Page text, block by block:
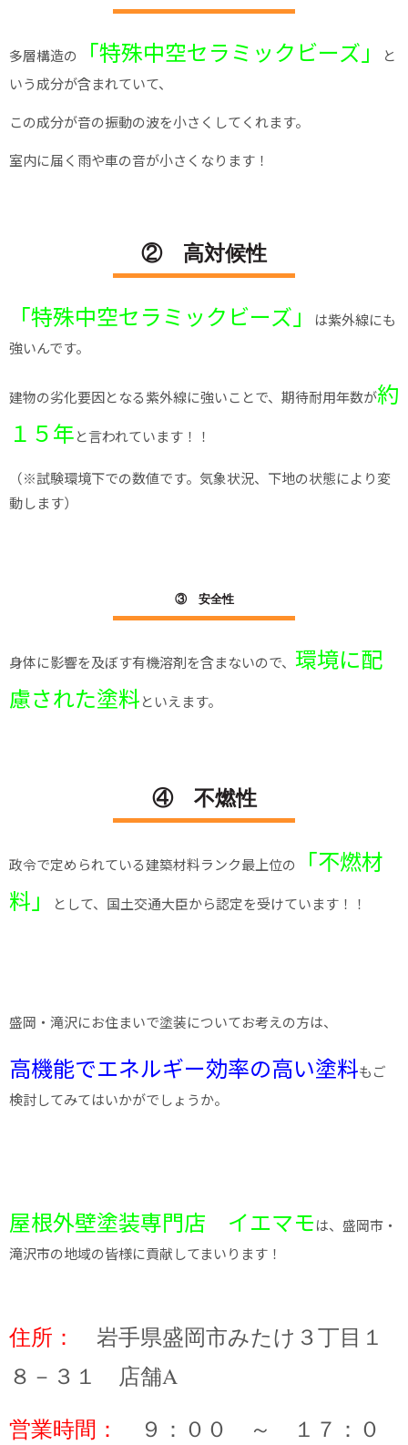
多層構造の 「特殊中空セラミックビーズ」
と
いう成分が含まれていて、
この成分が音の振動の波を小さくしてくれます。
室内に届く雨や車の音が小さくなります！
② 高対候性
「特殊中空セラミックビーズ」
は紫外線にも
強いんです。
建物の劣化要因となる紫外線に強いことで、期待耐用年数が約
１５年と言われています！！
（※試験環境下での数値です。気象状況、下地の状態により変
動します）
③ 安全性
身体に影響を及ぼす有機溶剤を含まないので、 環境に配
慮された塗料といえます。
④ 不燃性
政令で定められている建築材料ランク最上位の
「不燃材
料」
として、国土交通大臣から認定を受けています！！
盛岡・滝沢にお住まいで塗装についてお考えの方は、
高機能でエネルギー効率の高い塗料もご
検討してみてはいかがでしょうか。
屋根外壁塗装専門店 イエマモは、盛岡市・
滝沢市の地域の皆様に貢献してまいります！
住所：
岩手県盛岡市みたけ３丁目１
８－３１ 店舗A
営業時間：
９：００ ～ １７：０